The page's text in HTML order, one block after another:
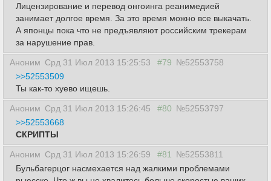
Лицензирование и перевод онгоинга реанимедией
занимает долгое время. За это время можно все выкачать.
А японцы пока что не предъявляют российским трекерам
за нарушение прав.
Аноним Срд 31 Июл 2013 15:25:53 #79 №52553758
>>52553509
Ты как-то хуево ищешь.
Аноним Срд 31 Июл 2013 15:26:45 #80 №52553797
>>52553668
СКРИПТЫ
Аноним Срд 31 Июл 2013 15:26:59 #81
№52553811
Бульбагерцог насмехается над жалкими проблемами